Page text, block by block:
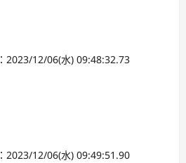
：2023/12/06(水) 09:48:32.73
：2023/12/06(水) 09:49:51.90